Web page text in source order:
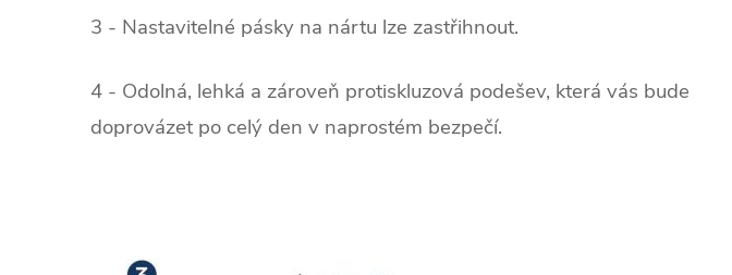
3 - Nastavitelné pásky na nártu lze zastřihnout.
4 - Odolná, lehká a zároveň protiskluzová podešev, která vás bude
doprovázet po celý den v naprostém bezpečí.